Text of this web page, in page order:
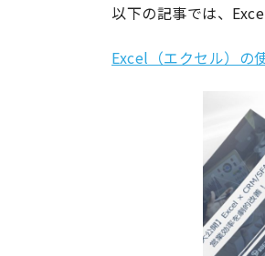
以下の記事では、
Excel（エクセル）の